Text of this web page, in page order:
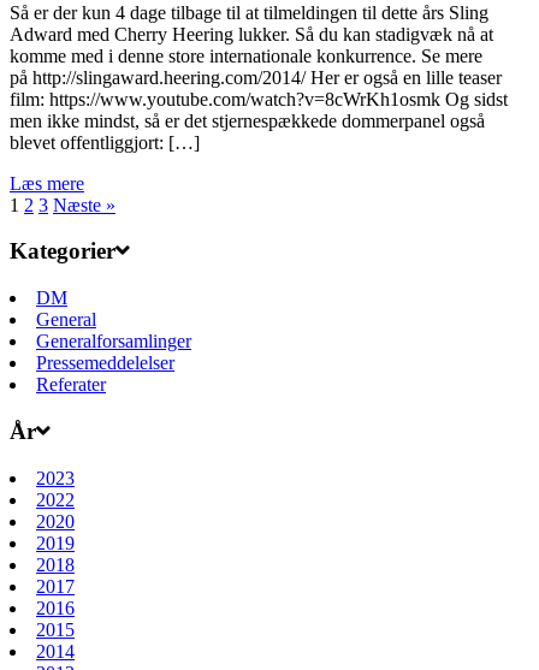
Så er der kun 4 dage tilbage til at tilmeldingen til dette års Sling
Adward med Cherry Heering lukker. Så du kan stadigvæk nå at
komme med i denne store internationale konkurrence. Se mere
på http://slingaward.heering.com/2014/ Her er også en lille teaser
film: https://www.youtube.com/watch?v=8cWrKh1osmk Og sidst
men ikke mindst, så er det stjernespækkede dommerpanel også
blevet offentliggjort: […]
Læs mere
1 2 3 Næste »
Kategorier
DM
General
Generalforsamlinger
Pressemeddelelser
Referater
År
2023
2022
2020
2019
2018
2017
2016
2015
2014